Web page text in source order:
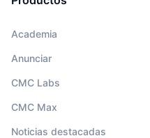
Academia
Anunciar
CMC Labs
CMC Max
Noticias destacadas